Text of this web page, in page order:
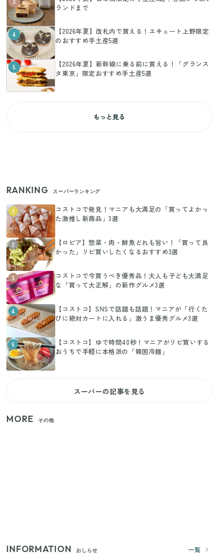
ランドまで
4
【2026年夏】改札内で買える！エキュート上野限定
のおすすめ手土産5選
5
【2026年夏】新幹線に乗る前に買える！「グランス
タ東京」限定おすすめ手土産5選
もっと見る
RANKING スーパーランキング
1
コストコで発見！マニアも大満足の「買ってよかっ
た激推し新商品」3選
2
【ロピア】惣菜・肉・鮮魚どれも旨い！「買って良
かった」リピ買いしたくなるおすすめ3選
3
コストコで今買うべき優秀品！大人も子ども大満足
な「買って大正解」の新作グルメ3選
4
【コストコ】SNSで話題も話題！マニアが「行くた
びに絶対カートに入れる」激うま優秀グルメ3選
5
【コストコ】ゆで時間40秒！マニアがリピ買いする
おうちで手軽に本格派の「韓国冷麺」
スーパーの記事を見る
MORE その他
INFORMATION おしらせ
一覧